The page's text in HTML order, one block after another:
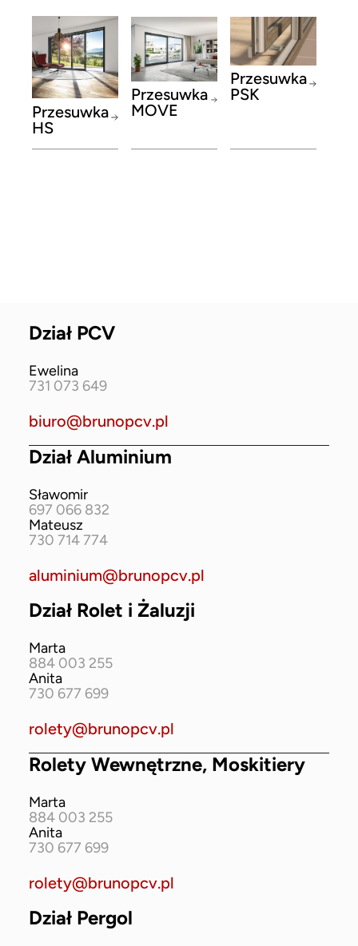
Przesuwka
HS
Przesuwka
MOVE
Przesuwka
PSK
Dział PCV
Ewelina
731 073 649
biuro@brunopcv.pl
Dział Aluminium
Sławomir
697 066 832
Mateusz
730 714 774
aluminium@brunopcv.pl
Dział Rolet i Żaluzji
Marta
884 003 255
Anita
730 677 699
rolety@brunopcv.pl
Rolety Wewnętrzne, Moskitiery
Marta
884 003 255
Anita
730 677 699
rolety@brunopcv.pl
Dział Pergol